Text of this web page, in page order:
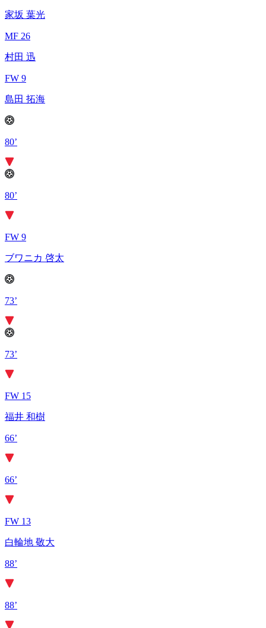
家坂 葉光
MF 26
村田 迅
FW 9
島田 拓海
80’
80’
FW 9
ブワニカ 啓太
73’
73’
FW 15
福井 和樹
66’
66’
FW 13
白輪地 敬大
88’
88’